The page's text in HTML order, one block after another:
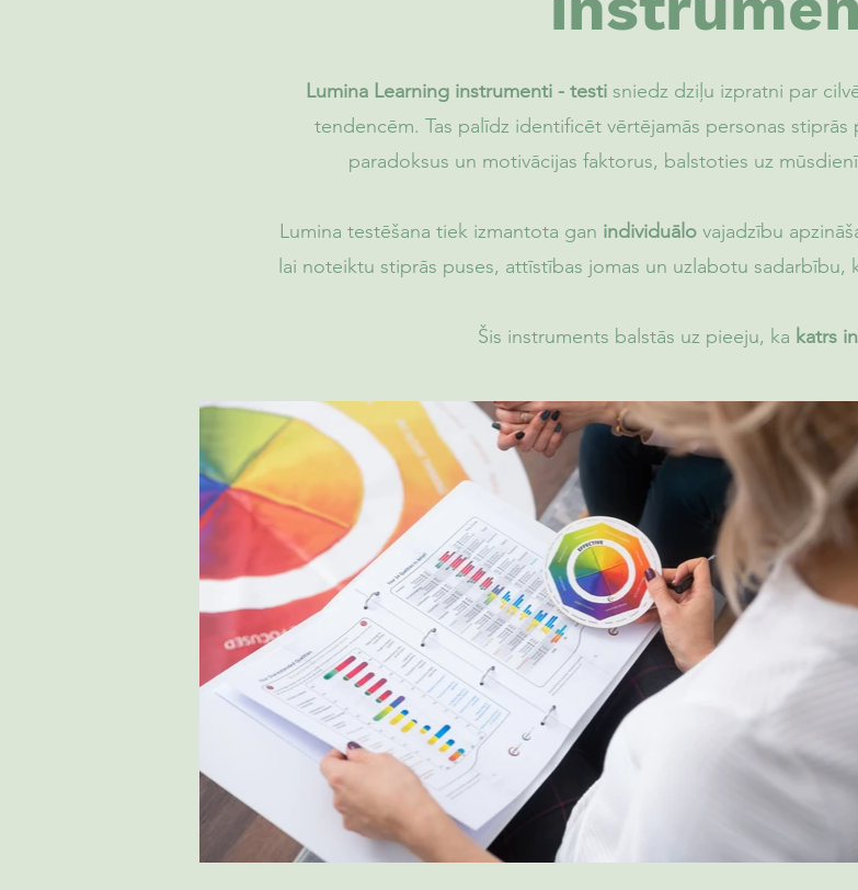
Lumina Learning instrumenti - testi sniedz dziļu izpratni par
tendencēm. Tas palīdz identificēt vērtējamās personas
paradoksus un motivācijas faktorus, balstoties uz
Lumina testēšana tiek izmantota gan individuālo vajadzību
lai noteiktu stiprās puses, attīstības jomas un uzlabotu sadarbību,
Šis instruments balstās uz pieeju, ka katrs